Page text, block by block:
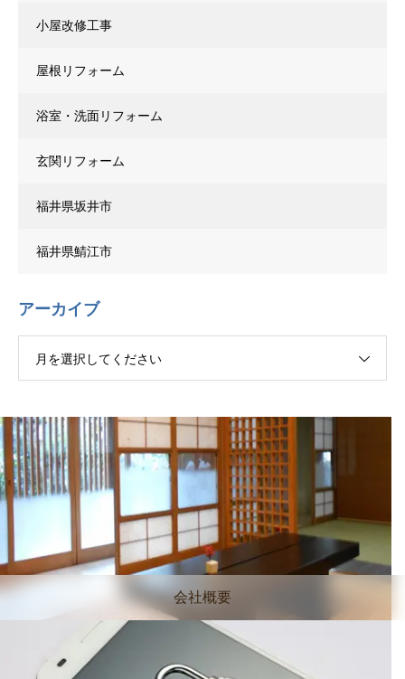
小屋改修工事
屋根リフォーム
浴室・洗面リフォーム
玄関リフォーム
福井県坂井市
福井県鯖江市
アーカイブ
月を選択してください
会社概要